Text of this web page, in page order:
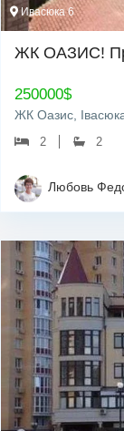
Ивасюка 6
ЖК ОАЗИС!
250000$
2 2
Любовь